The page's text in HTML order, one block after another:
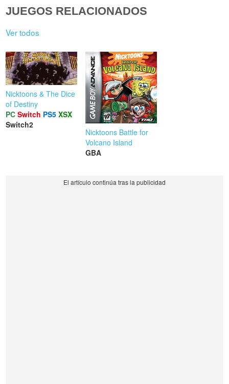
JUEGOS RELACIONADOS
Ver todos
Nicktoons & The Dice
of Destiny
PC Switch PS5 XSX
Switch2
Nicktoons Battle for
Volcano Island
GBA